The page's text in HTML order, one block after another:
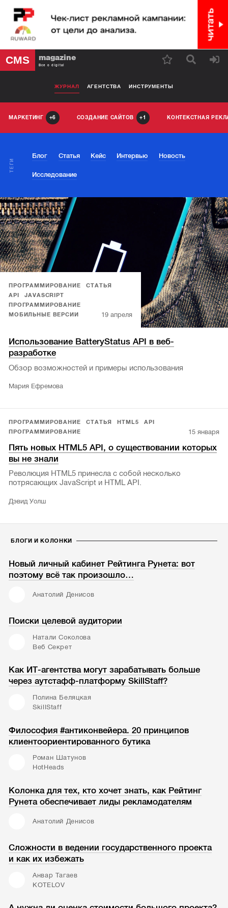
CMS magazine
Все о digital
ЖУРНАЛ АГЕНТСТВА ИНСТРУМЕНТЫ
МАРКЕТИНГ 6 СОЗДАНИЕ САЙТОВ 1 КОНТЕКСТНАЯ
ТЕГИ
Блог Статья Кейс Интервью Новость
Исследование
ПРОГРАММИРОВАНИЕ
СТАТЬЯ
API
JAVASCRIPT
ПРОГРАММИРОВАНИЕ
МОБИЛЬНЫЕ ВЕРСИИ
19 апреля
Использование BatteryStatus API в веб-
разработке
Обзор возможностей и примеры использования
Мария Ефремова
ПРОГРАММИРОВАНИЕ СТАТЬЯ HTML5
API
ПРОГРАММИРОВАНИЕ
15 января
Пять новых HTML5 API, о существовании которых
вы не знали
Революция HTML5 принесла с собой несколько
потрясающих JavaScript и HTML API.
Дэвид Уолш
БЛОГИ И КОЛОНКИ
Новый личный кабинет Рейтинга Рунета: вот
поэтому всё так произошло…
Анатолий Денисов
Поиски целевой аудитории
Натали Соколова
Веб Секрет
Как ИТ-агентства могут зарабатывать больше
через аутстафф-платформу SkillStaff?
Полина Беляцкая
SkillStaff
Философия #антиконвейера. 20 принципов
клиентоориентированного бутика
Роман Шатунов
HotHeads
Колонка для тех, кто хочет знать, как Рейтинг
Рунета обеспечивает лиды рекламодателям
Анатолий Денисов
Сложности в ведении государственного проекта
и как их избежать
Анвар Тагаев
KOTELOV